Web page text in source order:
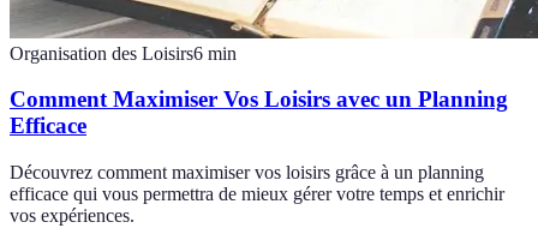
Organisation des Loisirs6 min
Comment Maximiser Vos Loisirs avec un Planning
Efficace
Découvrez comment maximiser vos loisirs grâce à un planning
efficace qui vous permettra de mieux gérer votre temps et enrichir
vos expériences.